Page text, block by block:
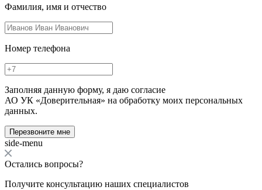
Фамилия, имя и отчество
Номер телефона
Заполняя данную форму, я даю согласие
АО УК «Доверительная» на обработку моих персональных
данных.
Перезвоните мне
side-menu
Остались вопросы?
Получите консультацию наших специалистов